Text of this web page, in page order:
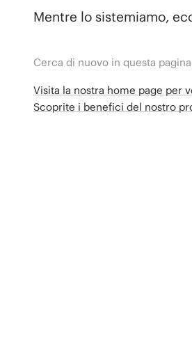
Mentre lo sistemiamo,
Cerca di nuovo in questa
Visita la nostra home page per
Scoprite i benefici del nostro